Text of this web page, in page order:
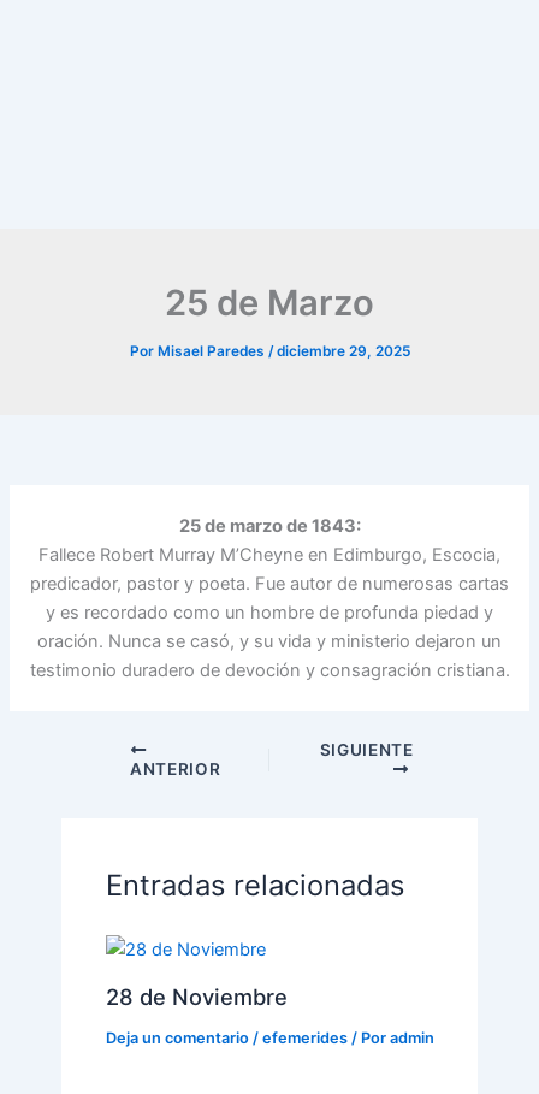
25 de Marzo
Por Misael Paredes /diciembre 29, 2025
25 de marzo de 1843:
Fallece Robert Murray M’Cheyne en Edimburgo, Escocia,
predicador, pastor y poeta. Fue autor de numerosas cartas
y es recordado como un hombre de profunda piedad y
oración. Nunca se casó, y su vida y ministerio dejaron un
testimonio duradero de devoción y consagración cristiana.
ANTERIOR
SIGUIENTE
Entradas relacionadas
28 de Noviembre
Deja un comentario / efemerides/ Por admin